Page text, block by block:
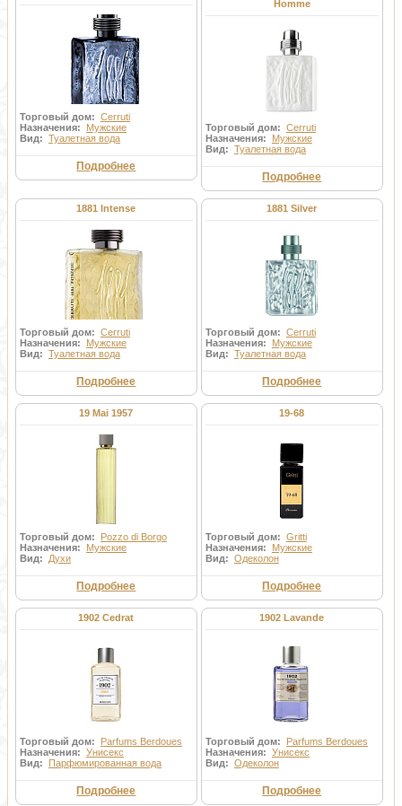
Торговый дом: Cerruti
Назначения: Мужские
Вид: Туалетная вода
Подробнее
Homme
Торговый дом: Cerruti
Назначения: Мужские
Вид: Туалетная вода
Подробнее
1881 Intense
Торговый дом: Cerruti
Назначения: Мужские
Вид: Туалетная вода
Подробнее
1881 Silver
Торговый дом: Cerruti
Назначения: Мужские
Вид: Туалетная вода
Подробнее
19 Mai 1957
Торговый дом: Pozzo di Borgo
Назначения: Мужские
Вид: Духи
Подробнее
19-68
Торговый дом: Gritti
Назначения: Мужские
Вид: Одеколон
Подробнее
1902 Cedrat
Торговый дом: Parfums Berdoues
Назначения: Унисекс
Вид: Парфюмированная вода
Подробнее
1902 Lavande
Торговый дом: Parfums Berdoues
Назначения: Унисекс
Вид: Одеколон
Подробнее